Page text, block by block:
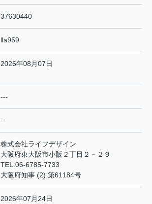
37630440
lla959
2026年08月07日
---
--
株式会社ライフデザイン
大阪府東大阪市小阪２丁目２－２９
TEL:06-6785-7733
大阪府知事 (2) 第61184号
2026年07月24日